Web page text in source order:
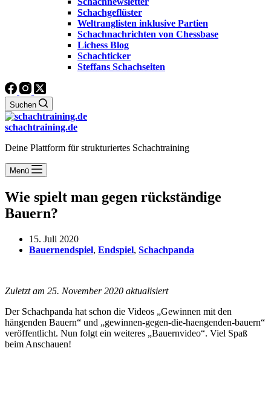
Schachgeflüster
Weltranglisten inklusive Partien
Schachnachrichten von Chessbase
Lichess Blog
Schachticker
Steffans Schachseiten
Suchen
schachtraining.de
Deine Plattform für strukturiertes Schachtraining
Menü
Wie spielt man gegen rückständige
Bauern?
15. Juli 2020
Bauernendspiel, Endspiel, Schachpanda
Zuletzt am 25. November 2020 aktualisiert
Der Schachpanda hat schon die Videos „Gewinnen mit den
hängenden Bauern“ und „gewinnen-gegen-die-haengenden-bauern“
veröffentlicht. Nun folgt ein weiteres „Bauernvideo“. Viel Spaß
beim Anschauen!